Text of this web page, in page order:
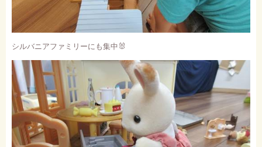
シルバニアファミリーにも集中 🐰